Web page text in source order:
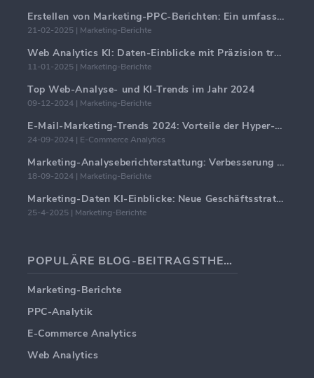
Erstellen von Marketing-PPC-Berichten: Ein umfassender Leitfaden
21-02-2025 | Marketing-Berichte
Web Analytics KI: Daten-Einblicke mit Präzision transformieren
11-01-2025 | Marketing-Berichte
Top Web-Analyse- und KI-Trends im Jahr 2024
09-12-2024 | Marketing-Berichte
E-Mail-Marketing-Trends 2024: Vorteile der Hyper-Personalisierung
24-09-2024 | E-Commerce Analytics
Marketing-Analyseberichterstattung: Verbesserung der Geschäftseinblicke
18-09-2024 | Marketing-Berichte
Marketing-Daten KI-Einblicke: Neue Geschäftsstrategien für 2024
25-4-2025 | Marketing-Berichte
POPULÄRE BLOG-BEITRAGSTHEMEN
Marketing-Berichte
PPC-Analytik
E-Commerce Analytics
Web Analytics